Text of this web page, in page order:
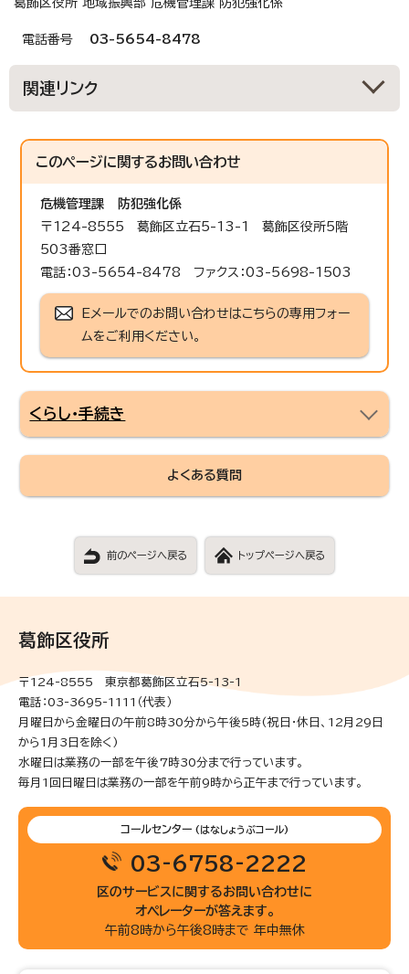
電話番号 03-5654-8478
関連リンク
このページに関するお問い合わせ
危機管理課
防犯強化係
〒124-8555 葛飾区立石5-13-1 葛飾区役所5階
503番窓口
電話：03-5654-8478 ファクス：03-5698-1503
Eメールでのお問い合わせはこちらの専用フォー
ムをご利用ください。
くらし・手続き
よくある質問
前のページへ戻る トップページへ戻る
葛飾区役所
〒124-8555 東京都葛飾区立石5-13-1
電話：03-3695-1111（代表）
月曜日から金曜日の午前8時30分から午後5時(祝日・休日、12月29日
から1月3日を除く)
水曜日は業務の一部を午後7時30分まで行っています。
毎月1回日曜日は業務の一部を午前9時から正午まで行っています。
コールセンター (はなしょうぶコール)
03-6758-2222
区のサービスに関するお問い合わせに
オペレーターが答えます。
午前8時から午後8時まで 年中無休